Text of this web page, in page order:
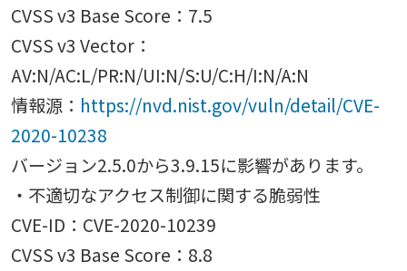
CVSS v3 Base Score：7.5
CVSS v3 Vector：
AV:N/AC:L/PR:N/UI:N/S:U/C:H/I:N/A:N
情報源： https://nvd.nist.gov/vuln/detail/CVE-
2020-10238
バージョン2.5.0から3.9.15に影響があります。
・不適切なアクセス制御に関する脆弱性
CVE-ID：CVE-2020-10239
CVSS v3 Base Score：8.8